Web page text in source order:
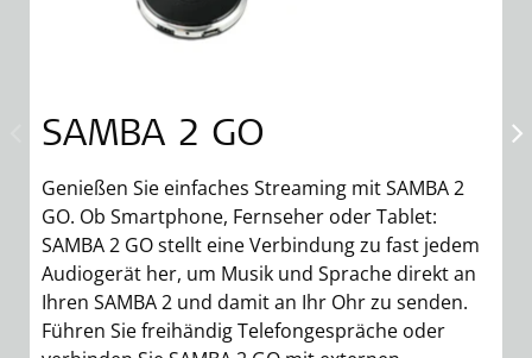
SAMBA 2 GO
Genießen Sie einfaches Streaming mit SAMBA 2
GO. Ob Smartphone, Fernseher oder Tablet:
SAMBA 2 GO stellt eine Verbindung zu fast jedem
Audiogerät her, um Musik und Sprache direkt an
Ihren SAMBA 2 und damit an Ihr Ohr zu senden.
Führen Sie freihändig Telefongespräche oder